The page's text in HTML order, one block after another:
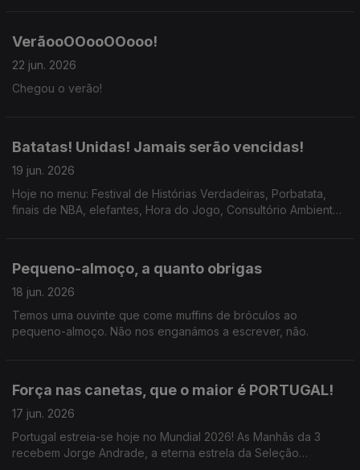
VerãooOOooOOooo!
22 jun. 2026
Chegou o verão!
Batatas! Unidas! Jamais serão vencidas!
19 jun. 2026
Hoje no menu: Festival de Histórias Verdadeiras, Porbatata,
finais de NBA, elefantes, Hora do Jogo, Consultório Ambientel,
Pequeno-almoço, a quanto obrigas
18 jun. 2026
Temos uma ouvinte que come muffins de bróculos ao
pequeno-almoço. Não nos enganámos a escrever, não.
Força nas canetas, que o maior é PORTUGAL!
17 jun. 2026
Portugal estreia-se hoje no Mundial 2026! As Manhãs da 3
recebem Jorge Andrade, a eterna estrela da Seleção